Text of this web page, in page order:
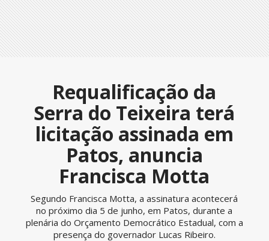
Requalificação da
Serra do Teixeira terá
licitação assinada em
Patos, anuncia
Francisca Motta
Segundo Francisca Motta, a assinatura acontecerá
no próximo dia 5 de junho, em Patos, durante a
plenária do Orçamento Democrático Estadual, com a
presença do governador Lucas Ribeiro.